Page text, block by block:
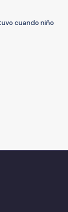
cuando niño